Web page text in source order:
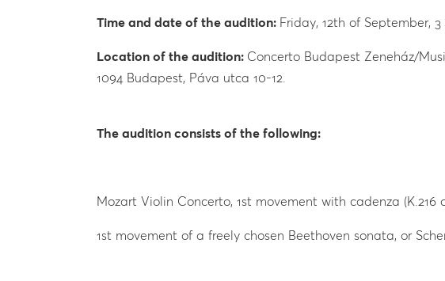
Time and date of the audition: Friday, 12th of September, 3
Location of the audition: Concerto Budapest Zeneház/
1094 Budapest, Páva utca 10-12.
The audition consists of the following:
Mozart Violin Concerto, 1st movement with cadenza (K.216
1st movement of a freely chosen Beethoven sonata, or